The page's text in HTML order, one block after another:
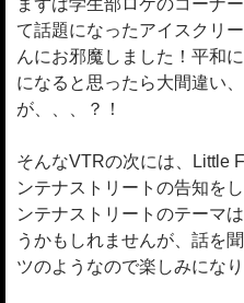
て話題になったアイスクリ
んにお邪魔しました！平和
になると思ったら大間違い
が、、、？！
そんなVTRの次には、Little
ンテナストリートの告知を
ンテナストリートのテーマ
うかもしれませんが、話を
ツのようなので楽しみになり